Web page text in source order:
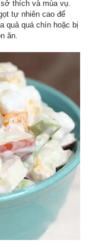
thích và mùa vụ.
tự nhiên cao để
quả quá chín hoặc bị
ăn.